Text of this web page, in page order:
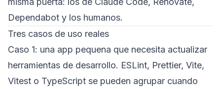
Dependabot y los humanos.
Tres casos de uso reales
Caso 1: una app pequena que necesita actualizar
herramientas de desarrollo. ESLint, Prettier, Vite,
Vitest o TypeScript se pueden agrupar cuando